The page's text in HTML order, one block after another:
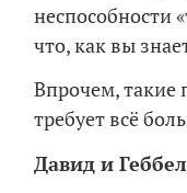
неспособности
что, как вы
Впрочем, такие
требует всё
Давид и